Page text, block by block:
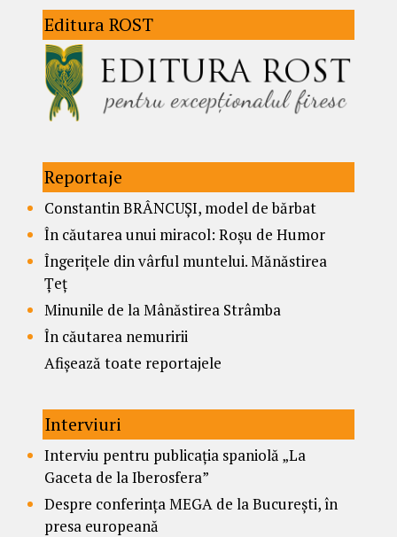
Editura ROST
Reportaje
Constantin BRÂNCUȘI, model de bărbat
În căutarea unui miracol: Roșu de Humor
Îngerițele din vârful muntelui. Mănăstirea
Țeț
Minunile de la Mânăstirea Strâmba
În căutarea nemuririi
Afișează toate reportajele
Interviuri
Interviu pentru publicația spaniolă „La
Gaceta de la Iberosfera”
Despre conferința MEGA de la București, în
presa europeană